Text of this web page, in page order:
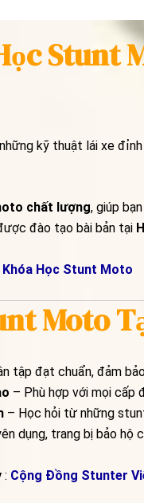
Stunt
kỹ thuật lái xe
chất lượng, giúp bạn
đào tạo bài bản tại
Khóa Học Stunt Moto
Moto
tập đạt chuẩn, đảm
– Phù hợp với mọi cấp
– Học hỏi từ những
dụng, trang bị bảo hộ
: Cộng Đồng Stunter